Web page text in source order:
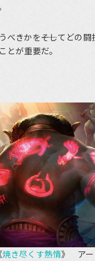
きかを――そしてどの
とが重要だ。
焼き尽くす熱情》 アー